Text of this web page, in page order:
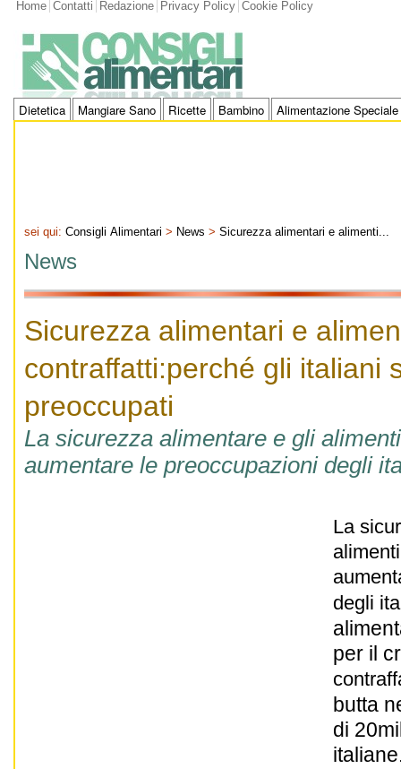
Home Contatti Redazione Privacy Policy Cookie Policy
Dietetica Mangiare Sano Ricette Bambino Alimentazione Speciale
sei qui: Consigli Alimentari > News > Sicurezza alimentari e alimenti...
News
Sicurezza alimentari e
contraffatti:perché gli italiani
preoccupati
La sicurezza alimentare e gli
aumentare le preoccupazioni degli
La
degli
per il
butta
di